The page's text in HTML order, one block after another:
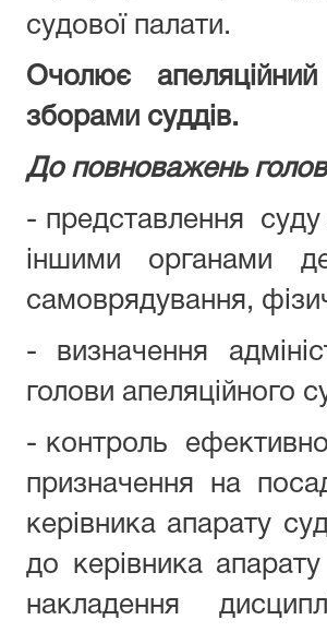
судової палати.
Очолює
зборами суддів.
До повноважень
- представлення суду
іншими органами
самоврядування,
- визначення
голови апеляційного
- контроль
призначення на
керівника апарату
до керівника
накладення